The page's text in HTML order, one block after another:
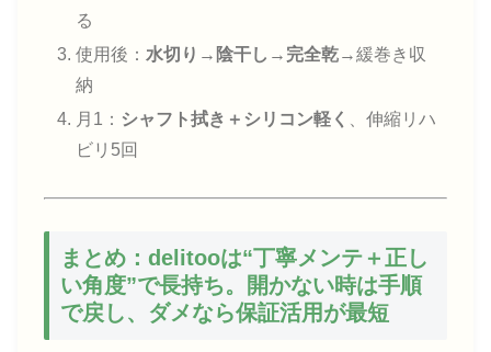
る
使用後： 水切り→陰干し→完全乾→緩巻き収
納
月1： シャフト拭き＋シリコン軽く
、伸縮リハ
ビリ5回
まとめ：delitooは“丁寧メンテ＋正し
い角度”で長持ち。開かない時は手順
で戻し、ダメなら保証活用が最短